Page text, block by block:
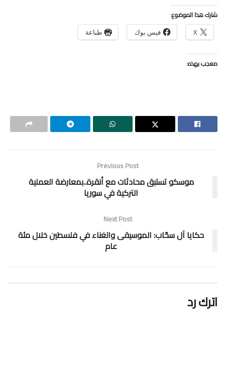
شارك هذا الموضوع:
X فيس بوك طباعة
معجب بهذه:
Previous Post
موسكو تستبق محادثات مع أنقرة..بمعارضة العملية
التركية في سوريا
Next Post
حكايا آل سحّاب: الموسيقى والغناء في فلسطين خلال مئة
عام
اترك رد